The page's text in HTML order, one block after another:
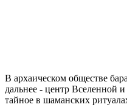
В архаическом обществе
дальнее - центр Вселенной
тайное в шаманских